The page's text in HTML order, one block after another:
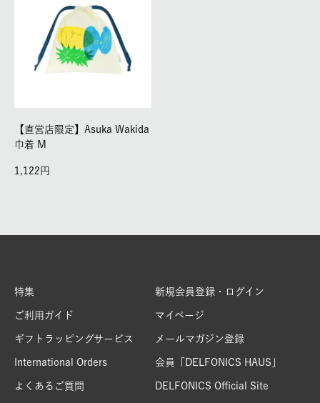
【直営店限定】Asuka Wakida
巾着 M
1,122
特集
ご利用ガイド
ギフトラッピングサービス
International Orders
よくあるご質問
新規会員登録・ログイン
マイページ
メールマガジン登録
会員「DELFONICS HAUS」
DELFONICS Official Site